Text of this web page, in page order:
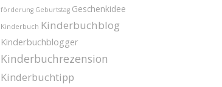
förderung Geburtstag Geschenkidee
Kinderbuch Kinderbuchblog
Kinderbuchblogger
Kinderbuchrezension
Kinderbuchtipp